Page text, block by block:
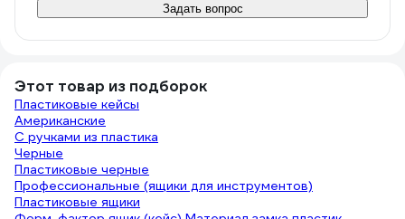
Задать вопрос
Этот товар из подборок
Пластиковые кейсы
Американские
С ручками из пластика
Черные
Пластиковые черные
Профессиональные (ящики для инструментов)
Пластиковые ящики